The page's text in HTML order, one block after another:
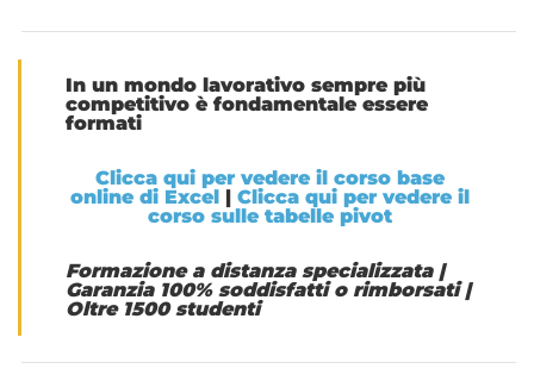
In un mondo lavorativo sempre più
competitivo è fondamentale essere
formati
Clicca qui per vedere il corso base
online di Excel | Clicca qui per vedere il
corso sulle tabelle pivot
Formazione a distanza specializzata |
Garanzia 100% soddisfatti o rimborsati|
Oltre 1500 studenti